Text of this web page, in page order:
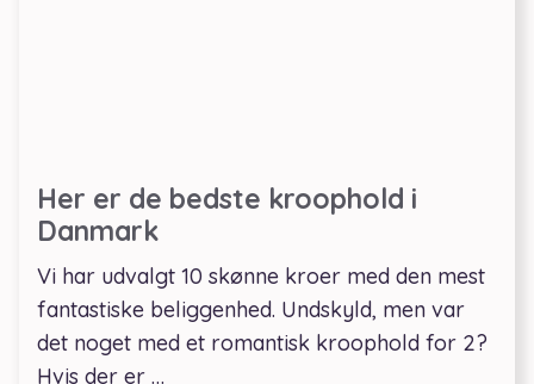
Her er de bedste kroophold i
Danmark
Vi har udvalgt 10 skønne kroer med den mest
fantastiske beliggenhed. Undskyld, men var
det noget med et romantisk kroophold for 2?
Hvis der er …